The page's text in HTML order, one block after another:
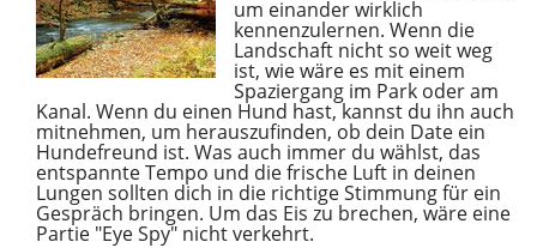
um einander wirklich
kennenzulernen. Wenn die
Landschaft nicht so weit weg
ist, wie wäre es mit einem
Spaziergang im Park oder am
Kanal. Wenn du einen Hund hast, kannst du ihn auch
mitnehmen, um herauszufinden, ob dein Date ein
Hundefreund ist. Was auch immer du wählst, das
entspannte Tempo und die frische Luft in deinen
Lungen sollten dich in die richtige Stimmung für ein
Gespräch bringen. Um das Eis zu brechen, wäre eine
Partie "Eye Spy" nicht verkehrt.